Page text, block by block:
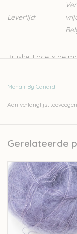
Levertijd:
Brushel Lace is de
samenstelling is
geven. Er worden
toegevoegd om de
Dit topgaren wordt
worden met 1 draad
een ander garen,
Mohair by Canard.
diverse
Mohair By Canard
Aan verlanglijst toevoegen
Gerelateerde